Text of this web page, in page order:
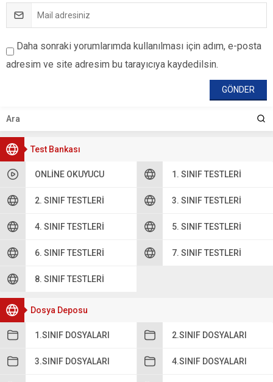
Test Bankası
ONLINE OKUYUCU 1. SINIF TESTLERI
2. SINIF TESTLERI 3. SINIF TESTLERI
4. SINIF TESTLERI 5. SINIF TESTLERI
6. SINIF TESTLERI 7. SINIF TESTLERI
8. SINIF TESTLERI
Dosya Deposu
1.SINIF DOSYALARI 2.SINIF DOSYALARI
3.SINIF DOSYALARI 4.SINIF DOSYALARI
Daha sonraki yorumlarımda kullanılması için adım, e-posta
adresim ve site adresim bu tarayıcıya kaydedilsin.